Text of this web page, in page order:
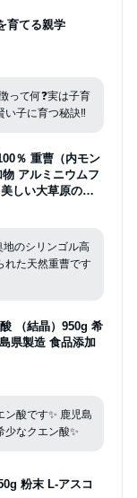
育てる親学
って何❓実は子育
い子に育つ秘訣‼️
％ 重曹（内モン
アルミニウムフ
しい大草原のシ
地のシリンゴル高
れた天然重曹です
（結晶）950g 希
県製造 食品添加
酸です✨️ 鹿児島
少なクエン酸✨️
粉末 L-アスコ